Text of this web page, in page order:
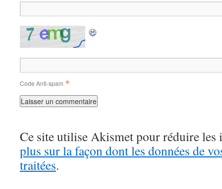
Code Anti-spam *
Ce site utilise Akismet pour réduire les
plus sur la façon dont les données de
traitées.